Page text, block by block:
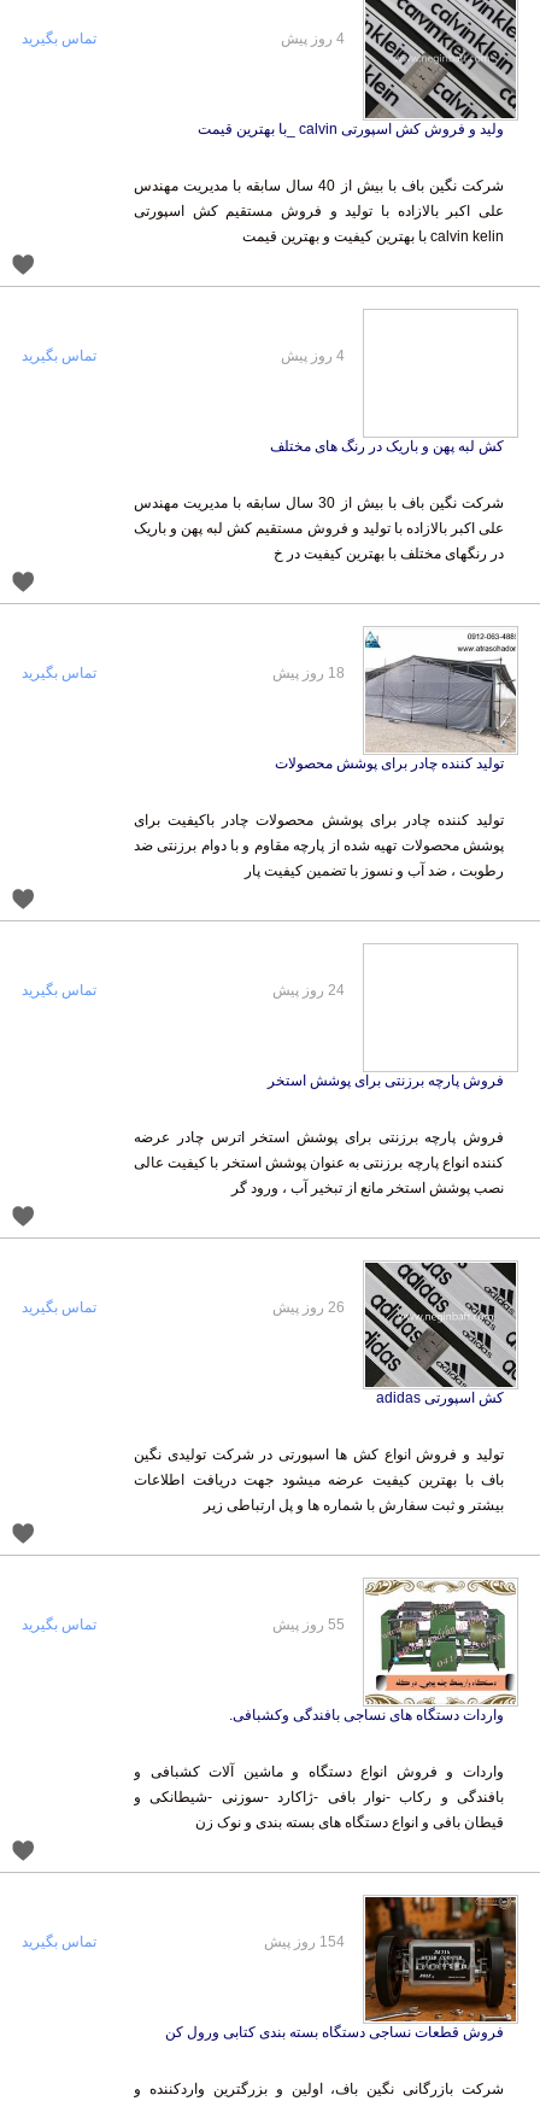
ولید و فروش کش اسپورتی calvin _با بهترین قیمت
شرکت نگین باف با بیش از 40 سال سابقه با مدیریت مهندس
علی اکبر بالازاده با تولید و فروش مستقیم کش اسپورتی
calvin kelin با بهترین کیفیت و بهترین قیمت
4 روز پیش تماس بگیرید
کش لبه پهن و باریک در رنگ های مختلف
شرکت نگین باف با بیش از 30 سال سابقه با مدیریت مهندس
علی اکبر بالازاده با تولید و فروش مستقیم کش لبه پهن و باریک
در رنگهای مختلف با بهترین کیفیت در خ
4 روز پیش تماس بگیرید
تولید کننده چادر برای پوشش محصولات
تولید کننده چادر برای پوشش محصولات چادر باکیفیت برای
پوشش محصولات تهیه شده از پارچه مقاوم و با دوام برزنتی ضد
رطوبت ، ضد آب و نسوز با تضمین کیفیت پار
18 روز پیش تماس بگیرید
فروش پارچه برزنتی برای پوشش استخر
فروش پارچه برزنتی برای پوشش استخر اترس چادر عرضه
کننده انواع پارچه برزنتی به عنوان پوشش استخر با کیفیت عالی
نصب پوشش استخر مانع از تبخیر آب ، ورود گر
24 روز پیش تماس بگیرید
کش اسپورتی adidas
تولید و فروش انواع کش ها اسپورتی در شرکت تولیدی نگین
باف با بهترین کیفیت عرضه میشود جهت دریافت اطلاعات
بیشتر و ثبت سفارش با شماره ها و پل ارتباطی زیر
26 روز پیش تماس بگیرید
واردات دستگاه های نساجی بافندگی وکشبافی.
واردات و فروش انواع دستگاه و ماشین آلات کشبافی و
بافندگی و رکاب -نوار بافی -ژاکارد -سوزنی -شیطانکی و
قیطان بافی و انواع دستگاه های بسته بندی و نوک زن
55 روز پیش تماس بگیرید
فروش قطعات نساجی دستگاه بسته بندی کتابی ورول کن
شرکت بازرگانی نگین باف، اولین و بزرگترین واردکننده و
فروشنده انواع قطعات ماشین آلات نساجی از جمله سرکله با
154 روز پیش تماس بگیرید